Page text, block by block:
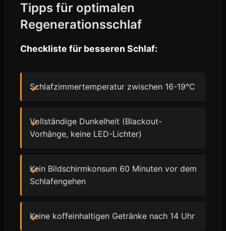
Tipps für optimalen
Regenerationsschlaf
Checkliste für besseren Schlaf:
Schlafzimmertemperatur zwischen 16-19°C
Vollständige Dunkelheit (Blackout-
Vorhänge, keine LED-Lichter)
Kein Bildschirmkonsum 60 Minuten vor dem
Schlafengehen
Keine koffeinhaltigen Getränke nach 14 Uhr